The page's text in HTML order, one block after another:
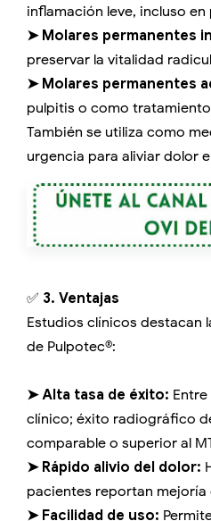
inflamación leve, incluso
➤ Molares permanentes
preservar la vitalidad
➤ Molares permanentes
pulpitis o como
También se utiliza como
urgencia para aliviar dolor
✅ 3. Ventajas
Estudios clínicos destacan
de Pulpotec®:
➤ Alta tasa de éxito: Entre
clínico; éxito radiográfico
comparable o superior al
➤ Rápido alivio del dolor:
pacientes reportan mejoría
➤ Facilidad de uso: